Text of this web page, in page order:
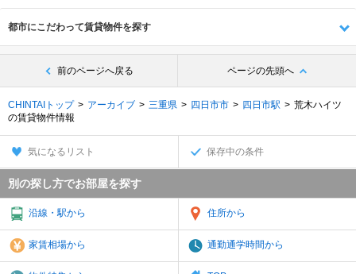
都市にこだわって賃貸物件を探す
前のページへ戻る ページの先頭へ
CHINTAIトップ アーカイブ 三重県 四日市市 四日市駅
荒木ハイツ
の賃貸物件情報
気になるリスト 保存中の条件
別の探し方でお部屋を探す
沿線・駅から 住所から
家賃相場から 通勤通学時間から